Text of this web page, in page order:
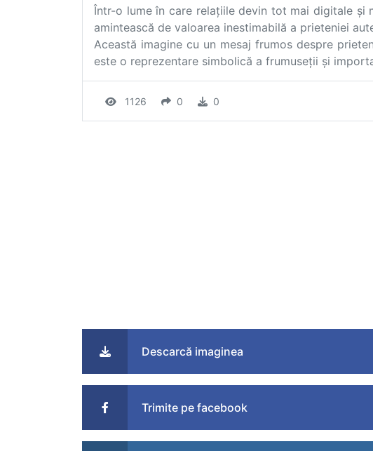
Într-o lume în care relațiile devin tot mai digitale și
amintească de valoarea inestimabilă a prieteniei
Această imagine cu un mesaj frumos despre
este o reprezentare simbolică a frumuseții și
1126 0 0
Descarcă imaginea
Trimite pe facebook